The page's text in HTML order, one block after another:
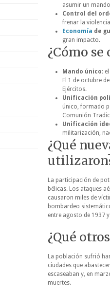
asumir un
Control del
frenar la
Economía de
gran impacto.
¿Cómo
Mando único:
El 1 de octubre
Ejércitos.
Unificación
único, formado
Comunión
Unificación
militarización,
¿Qué
La participación de
bélicas. Los ataques
causaron miles de
bombardeo
entre agosto de 1937
¿Qué
La población sufrió
ciudades que
escaseaban y, en
muertes.